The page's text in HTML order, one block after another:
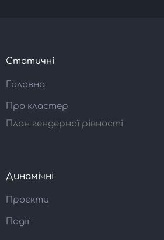
Статичні
Головна
Про кластер
План гендерної рівності
Динамічні
Проєкти
Події